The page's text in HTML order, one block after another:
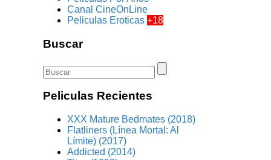
Canal CineOnLine
Peliculas Eroticas+18
Buscar
Peliculas Recientes
XXX Mature Bedmates (2018)
Flatliners (Línea Mortal: Al
Límite) (2017)
Addicted (2014)